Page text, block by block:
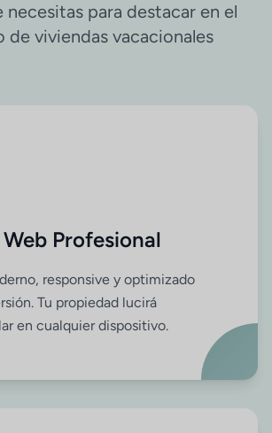
necesitas para destacar en el
de viviendas vacacionales
Profesional
responsive y optimizado
Tu propiedad lucirá
en cualquier dispositivo.